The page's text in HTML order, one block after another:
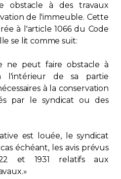
obstacle à des travaux
de l'immeuble. Cette
à l'article 1066 du Code
se lit comme suit:
ne peut faire obstacle à
l'intérieur de sa partie
à la conservation
par le syndicat ou des
est louée, le syndicat
échéant, les avis prévus
et 1931 relatifs aux